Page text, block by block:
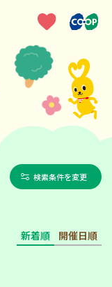
検索条件を変更
新着順 開催日順